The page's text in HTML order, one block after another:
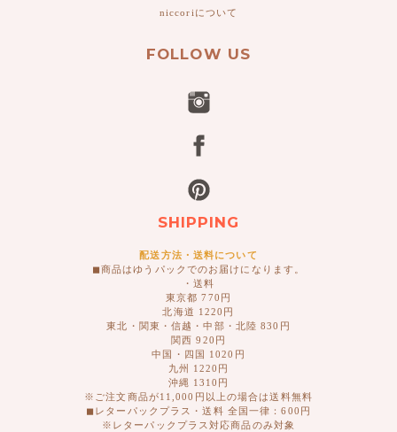
niccoriについて
FOLLOW US
SHIPPING
配送方法・送料について
◼︎商品はゆうパックでのお届けになります。
・送料
東京都 770円
北海道 1220円
東北・関東・信越・中部・北陸 830円
関西 920円
中国・四国 1020円
九州 1220円
沖縄 1310円
※ご注文商品が11,000円以上の場合は送料無料
◼︎レターパックプラス・送料 全国一律：600円
※レターパックプラス対応商品のみ対象